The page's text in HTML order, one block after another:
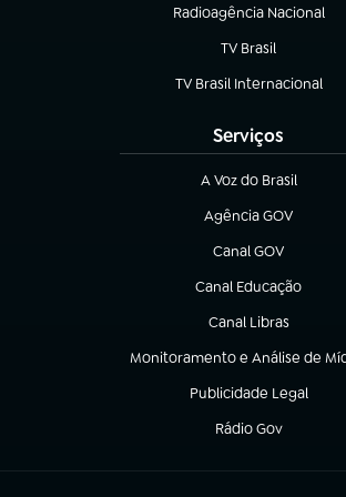
Radioagência Nacional
(abre em nova aba)
TV Brasil
(abre em nova aba)
TV Brasil Internacional
(abre em nova aba)
Serviços
A Voz do Brasil
(abre em nova aba)
Agência GOV
(abre em nova aba)
Canal GOV
(abre em nova aba)
Canal Educação
(abre em nova aba)
Canal Libras
(abre em nova aba)
Monitoramento e Análise de
(abre em nova aba)
Publicidade Legal
(abre em nova aba)
Rádio Gov
(abre em nova aba)